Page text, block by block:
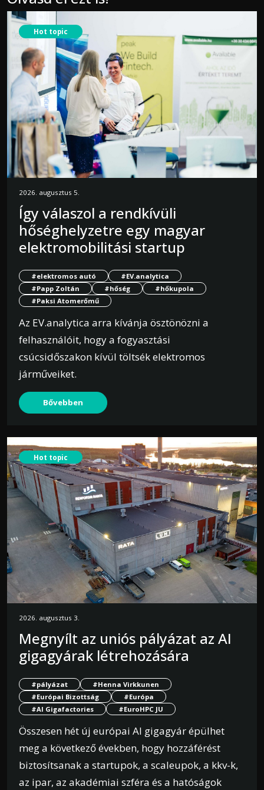
Hot topic
2026. augusztus 5.
Így válaszol a rendkívüli
hőséghelyzetre egy magyar
elektromobilitási startup
#elektromos autó
#EV.analytica
#Papp Zoltán
#hőség
#hőkupola
#Paksi Atomerőmű
Az EV.analytica arra kívánja ösztönözni a
felhasználóit, hogy a fogyasztási
csúcsidőszakon kívül töltsék elektromos
járműveiket.
Bővebben
Hot topic
2026. augusztus 3.
Megnyílt az uniós pályázat az AI
gigagyárak létrehozására
#pályázat
#Henna Virkkunen
#Európai Bizottság
#Európa
#AI Gigafactories
#EuroHPC JU
Összesen hét új európai AI gigagyár épülhet
meg a következő években, hogy hozzáférést
biztosítsanak a startupok, a scaleupok, a kkv-k,
az ipar, az akadémiai szféra és a hatóságok